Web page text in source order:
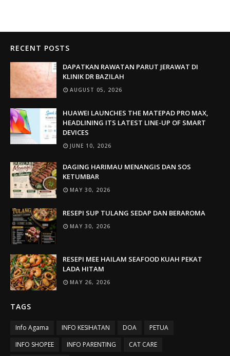
RECENT POSTS
DAPATKAN RAWATAN PARUT JERAWAT DI
KLINIK DR BAZILAH
AUGUST 05, 2026
HUAWEI LAUNCHES THE MATEPAD PRO MAX,
HEADLINING ITS LATEST LINE-UP OF SMART
DEVICES
JUNE 10, 2026
DAGING HARIMAU MENANGIS DAN SOS
KETUMBAR
MAY 30, 2026
RESEPI SUP TULANG SEDAP DAN BERAROMA
MAY 30, 2026
RESEPI MEE HAILAM SEAFOOD KUAH PEKAT
LADA HITAM
MAY 26, 2026
TAGS
Info Agama INFO KESIHATAN DOA
PETUA
INFO SHOPEE
INFO PARENTING
CAT CARE